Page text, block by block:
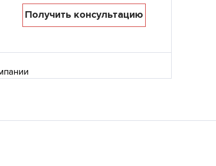
Получить консультацию